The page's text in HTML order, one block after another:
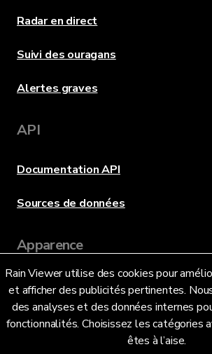
Rain Viewer utilise des cookies pour
et afficher des publicités pertinentes.
des analyses et des données internes
fonctionnalités. Choisissez les catégories
êtes à l’aise.
Radar en direct
Suivi des ouragans
Alertes graves
API
Documentation API
Sources de données
Apparence
Langue